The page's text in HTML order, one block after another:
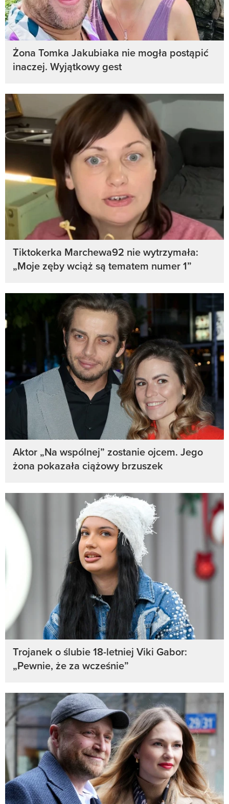
Żona Tomka Jakubiaka nie mogła postąpić
inaczej. Wyjątkowy gest
Tiktokerka Marchewa92 nie wytrzymała:
„Moje zęby wciąż są tematem numer 1”
Aktor „Na wspólnej” zostanie ojcem. Jego
żona pokazała ciążowy brzuszek
Trojanek o ślubie 18-letniej Viki Gabor:
„Pewnie, że za wcześnie”